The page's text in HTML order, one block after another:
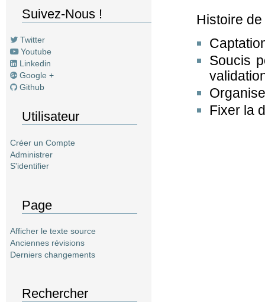
Suivez-Nous !
Twitter
Youtube
Linkedin
Google +
Github
Utilisateur
Créer un Compte
Administrer
S'identifier
Page
Afficher le texte source
Anciennes révisions
Derniers changements
Rechercher
Histoire
Soucis
Fixer la